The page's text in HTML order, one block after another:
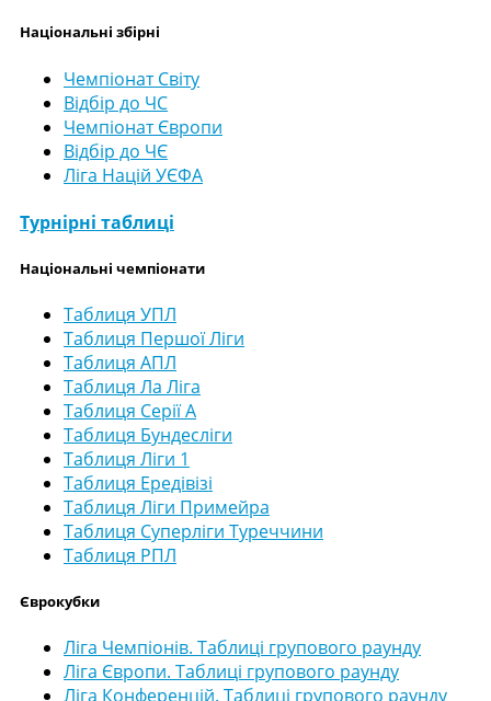
Національні збірні
Чемпіонат Світу
Відбір до ЧС
Чемпіонат Європи
Відбір до ЧЄ
Ліга Націй УЄФА
Турнірні таблиці
Національні чемпіонати
Таблиця УПЛ
Таблиця Першої Ліги
Таблиця АПЛ
Таблиця Ла Ліга
Таблиця Серії А
Таблиця Бундесліги
Таблиця Ліги 1
Таблиця Ередівізі
Таблиця Ліги Примейра
Таблиця Суперліги Туреччини
Таблиця РПЛ
Єврокубки
Ліга Чемпіонів. Таблиці групового раунду
Ліга Європи. Таблиці групового раунду
Ліга Конференцій. Таблиці групового раунду